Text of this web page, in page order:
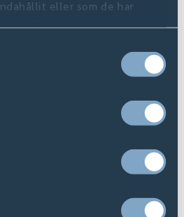
eller som de har
tjänster.